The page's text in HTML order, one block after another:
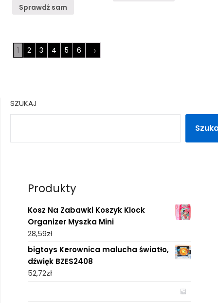
Sprawdź sam
1 2 3 4 5 6 →
SZUKAJ
Produkty
Kosz Na Zabawki Koszyk Klock
Organizer Myszka Mini
28,59zł
bigtoys Kerownica malucha światło,
dźwięk BZES2408
52,72zł